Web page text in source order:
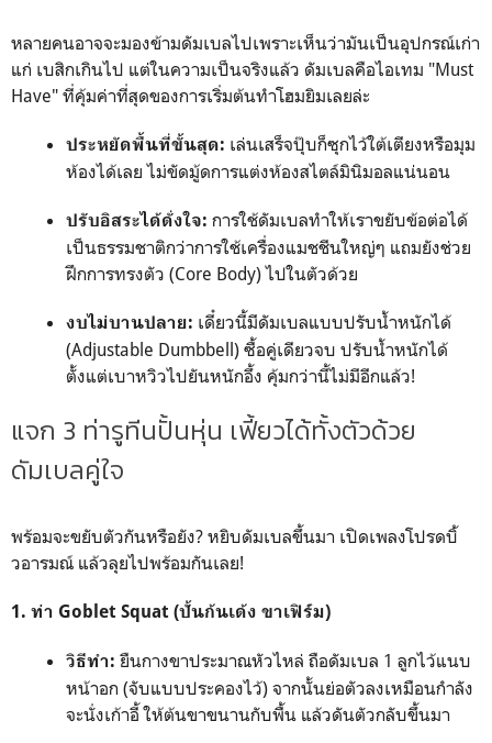
หลายคนอาจจะมองข้ามดัมเบลไปเพราะเห็นว่ามันเป็นอุปกรณ์เก่า
แก่ เบสิกเกินไป แต่ในความเป็นจริงแล้ว ดัมเบลคือไอเทม "Must
Have" ที่คุ้มค่าที่สุดของการเริ่มต้นทำโฮมยิมเลยล่ะ
ประหยัดพื้นที่ขั้นสุด: เล่นเสร็จปุ๊บก็ซุกไว้ใต้เตียงหรือมุม
ห้องได้เลย ไม่ขัดมู้ดการแต่งห้องสไตล์มินิมอลแน่นอน
ปรับอิสระได้ดั่งใจ: การใช้ดัมเบลทำให้เราขยับข้อต่อได้
เป็นธรรมชาติกว่าการใช้เครื่องแมชชีนใหญ่ๆ แถมยังช่วย
ฝึกการทรงตัว (Core Body) ไปในตัวด้วย
งบไม่บานปลาย: เดี๋ยวนี้มีดัมเบลแบบปรับน้ำหนักได้
(Adjustable Dumbbell) ซื้อคู่เดียวจบ ปรับน้ำหนักได้
ตั้งแต่เบาหวิวไปยันหนักอึ้ง คุ้มกว่านี้ไม่มีอีกแล้ว!
แจก 3 ท่ารูทีนปั้นหุ่น เฟี้ยวได้ทั้งตัวด้วย
ดัมเบลคู่ใจ
พร้อมจะขยับตัวกันหรือยัง? หยิบดัมเบลขึ้นมา เปิดเพลงโปรดบิ้
วอารมณ์ แล้วลุยไปพร้อมกันเลย!
1. ท่า Goblet Squat (ปั้นก้นเด้ง ขาเฟิร์ม)
วิธีทำ: ยืนกางขาประมาณหัวไหล่ ถือดัมเบล 1 ลูกไว้แนบ
หน้าอก (จับแบบประคองไว้) จากนั้นย่อตัวลงเหมือนกำลัง
จะนั่งเก้าอี้ ให้ต้นขาขนานกับพื้น แล้วดันตัวกลับขึ้นมา